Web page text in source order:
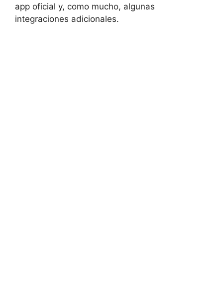
app oficial y, como mucho, algunas
integraciones adicionales.